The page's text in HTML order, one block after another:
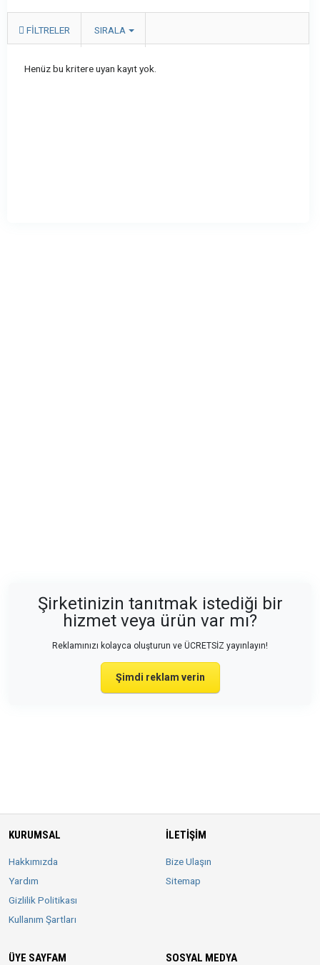
FILTRELER SIRALA
Henüz bu kritere uyan kayıt yok.
Şirketinizin tanıtmak istediği bir
hizmet veya ürün var mı?
Reklamınızı kolayca oluşturun ve ÜCRETSİZ yayınlayın!
Şimdi reklam verin
KURUMSAL
Hakkımızda
Yardım
Gizlilik Politikası
Kullanım Şartları
İLETIŞIM
Bize Ulaşın
Sitemap
ÜYE SAYFAM SOSYAL MEDYA